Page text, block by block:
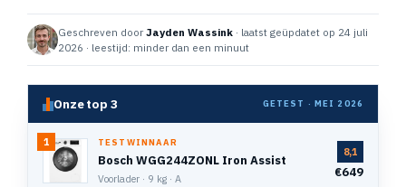
Geschreven door Jayden Wassink · laatst geüpdatet op 24 juli
2026 · leestijd: minder dan een minuut
Onze top 3 GETEST · MEI 2026
1 TESTWINNAAR
Bosch WGG244ZONL Iron Assist
Voorlader · 9 kg · A
8,1
€649